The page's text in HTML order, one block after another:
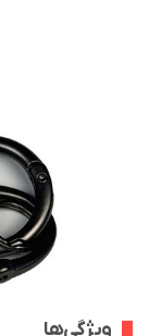
ویژگی‌ها